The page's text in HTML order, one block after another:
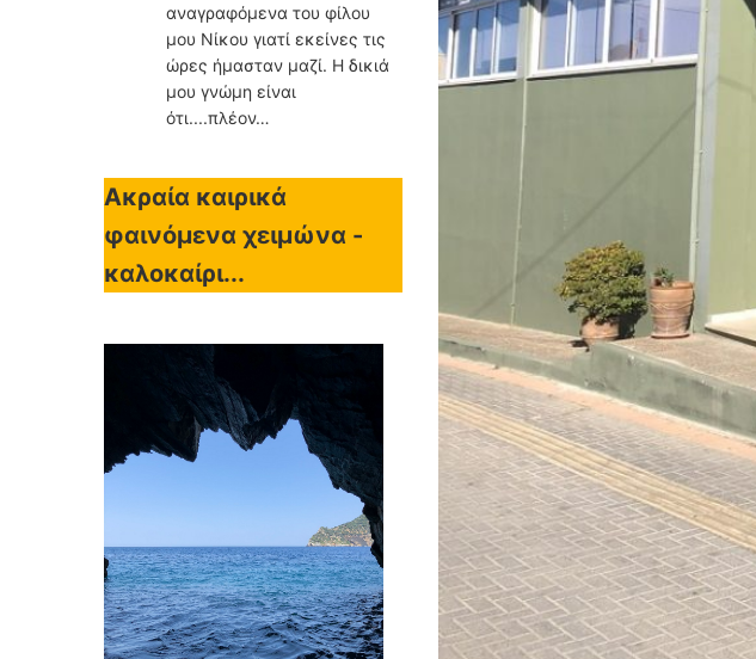
αναγραφόμενα του φίλου
μου Νίκου γιατί εκείνες τις
ώρες ήμασταν μαζί. Η δικιά
μου γνώμη είναι
ότι....πλέον…
Ακραία καιρικά
φαινόμενα χειμώνα -
καλοκαίρι...